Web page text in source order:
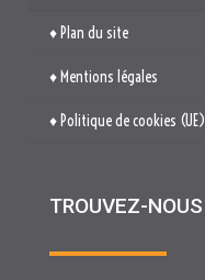
♦ Plan du site
♦ Mentions légales
♦ Politique de cookies (UE)
TROUVEZ-NOUS